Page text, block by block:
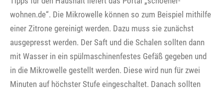
wohnen.de“. Die Mikrowelle können so zum Beispiel mithilfe
einer Zitrone gereinigt werden. Dazu muss sie zunächst
ausgepresst werden. Der Saft und die Schalen sollten dann
mit Wasser in ein spülmaschinenfestes Gefäß gegeben und
in die Mikrowelle gestellt werden. Diese wird nun für zwei
Minuten auf höchster Stufe eingeschaltet. Danach sollten